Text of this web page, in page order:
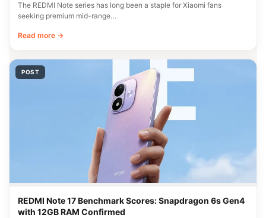
The REDMI Note series has long been a staple for Xiaomi fans
seeking premium mid-range…
Read more →
POST
REDMI Note 17 Benchmark Scores: Snapdragon 6s Gen4
with 12GB RAM Confirmed